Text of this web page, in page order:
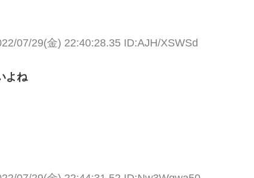
07/29(金) 22:40:28.35 ID:AJH/XSWSd
よね